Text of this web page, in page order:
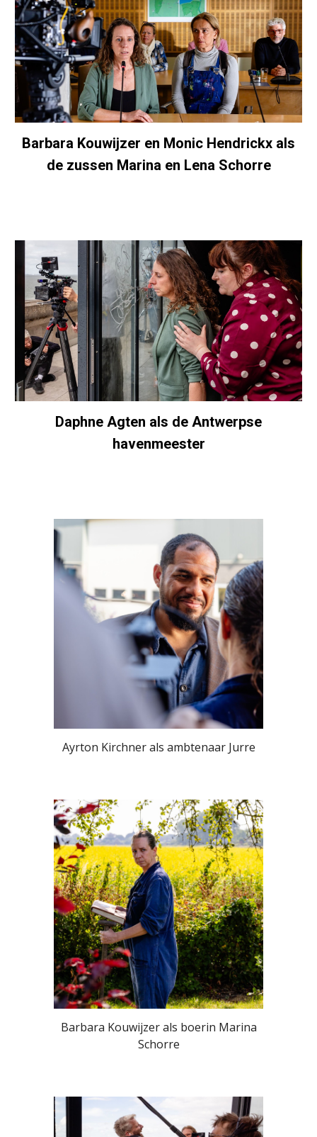
Barbara Kouwijzer en Monic Hendrickx als
de zussen Marina en Lena Schorre
Daphne Agten als de Antwerpse
havenmeester
Ayrton Kirchner als ambtenaar Jurre
Barbara Kouwijzer als boerin Marina
Schorre